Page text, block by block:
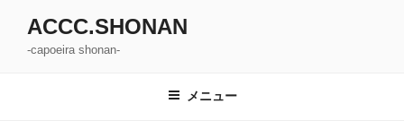
ACCC.SHONAN
-capoeira shonan-
メニュー